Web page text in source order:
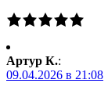
Артур К.:
09.04.2026 в 21:08